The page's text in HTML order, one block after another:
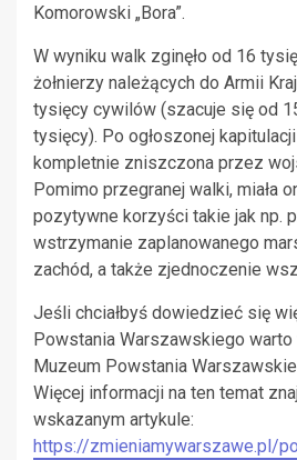
Komorowski „Bora”.
W wyniku walk zginęło od 16
żołnierzy należących do Armii
tysięcy cywilów (szacuje się od
tysięcy). Po ogłoszonej
kompletnie zniszczona przez
Pomimo przegranej walki, miała
pozytywne korzyści takie jak np.
wstrzymanie zaplanowanego
zachód, a także zjednoczenie
Jeśli chciałbyś dowiedzieć się
Powstania Warszawskiego
Muzeum Powstania
Więcej informacji na ten temat
wskazanym artykule:
https://zmieniamywarszawe.pl/